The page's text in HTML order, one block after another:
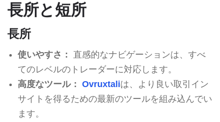
長所と短所
長所
使いやすさ：
直感的なナビゲーションは、すべ
てのレベルのトレーダーに対応します。
高度なツール： Ovruxtaliは、より良い取引イン
サイトを得るための最新のツールを組み込んでい
ます。